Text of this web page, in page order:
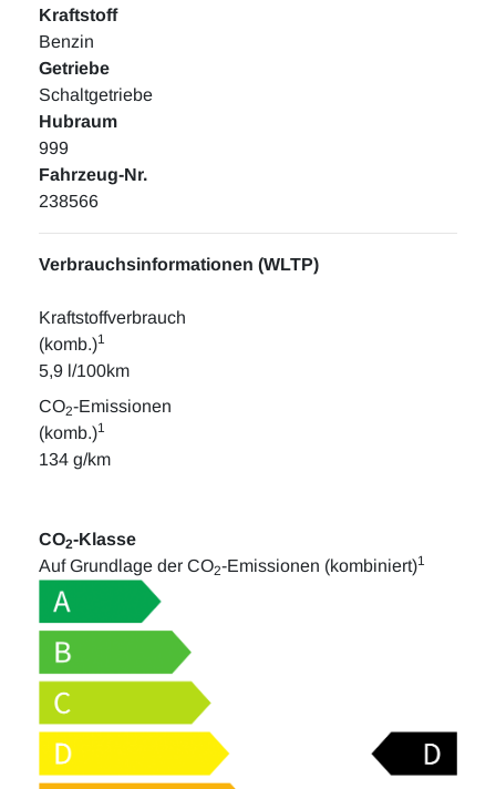
Kraftstoff
Benzin
Getriebe
Schaltgetriebe
Hubraum
999
Fahrzeug-Nr.
238566
Verbrauchsinformationen (WLTP)
Kraftstoffverbrauch
(komb.)1
5,9 l/100km
CO2-Emissionen
(komb.)1
134 g/km
CO2-Klasse
Auf Grundlage der CO2-Emissionen (kombiniert)1